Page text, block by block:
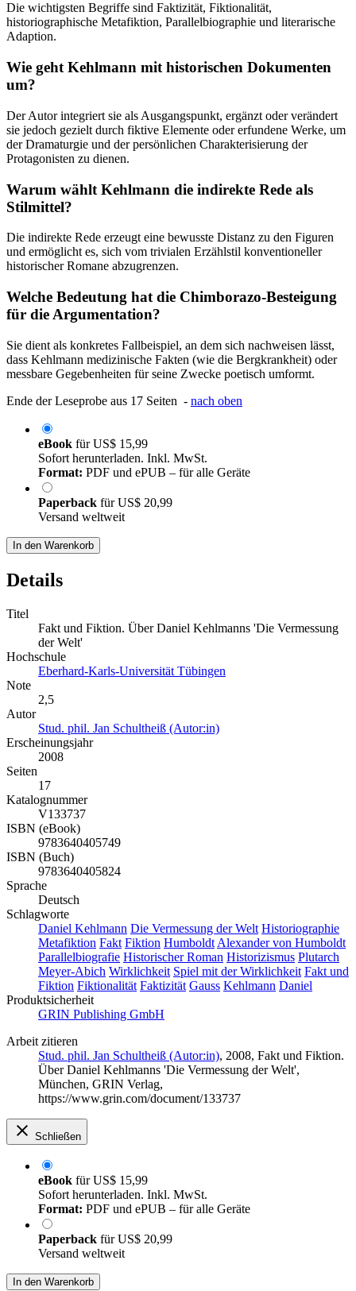
Die wichtigsten Begriffe sind Faktizität, Fiktionalität,
historiographische Metafiktion, Parallelbiographie und literarische
Adaption.
Wie geht Kehlmann mit historischen Dokumenten
um?
Der Autor integriert sie als Ausgangspunkt, ergänzt oder verändert
sie jedoch gezielt durch fiktive Elemente oder erfundene Werke, um
der Dramaturgie und der persönlichen Charakterisierung der
Protagonisten zu dienen.
Warum wählt Kehlmann die indirekte Rede als
Stilmittel?
Die indirekte Rede erzeugt eine bewusste Distanz zu den Figuren
und ermöglicht es, sich vom trivialen Erzählstil konventioneller
historischer Romane abzugrenzen.
Welche Bedeutung hat die Chimborazo-Besteigung
für die Argumentation?
Sie dient als konkretes Fallbeispiel, an dem sich nachweisen lässt,
dass Kehlmann medizinische Fakten (wie die Bergkrankheit) oder
messbare Gegebenheiten für seine Zwecke poetisch umformt.
Ende der Leseprobe aus 17 Seiten - nach oben
eBook fürUS$ 15,99
Sofort herunterladen. Inkl. MwSt.
Format: PDF und ePUB – für alle Geräte
Paperback fürUS$ 20,99
Versand weltweit
In den Warenkorb
Details
Titel
Fakt und Fiktion. Über Daniel Kehlmanns 'Die Vermessung
der Welt'
Hochschule
Eberhard-Karls-Universität Tübingen
Note
2,5
Autor
Stud. phil. Jan Schultheiß (Autor:in)
Erscheinungsjahr
2008
Seiten
17
Katalognummer
V133737
ISBN (eBook)
9783640405749
ISBN (Buch)
9783640405824
Sprache
Deutsch
Schlagworte
Daniel Kehlmann Die Vermessung der Welt Historiographie
Metafiktion Fakt Fiktion Humboldt Alexander von Humboldt
Parallelbiografie Historischer Roman Historizismus Plutarch
Meyer-Abich Wirklichkeit Spiel mit der Wirklichkeit Fakt und
Fiktion Fiktionalität Faktizität Gauss Kehlmann Daniel
Produktsicherheit
GRIN Publishing GmbH
Arbeit zitieren
Stud. phil. Jan Schultheiß (Autor:in), 2008, Fakt und Fiktion.
Über Daniel Kehlmanns 'Die Vermessung der Welt',
München, GRIN Verlag,
https://www.grin.com/document/133737
Schließen
eBook fürUS$ 15,99
Sofort herunterladen. Inkl. MwSt.
Format: PDF und ePUB – für alle Geräte
Paperback fürUS$ 20,99
Versand weltweit
In den Warenkorb